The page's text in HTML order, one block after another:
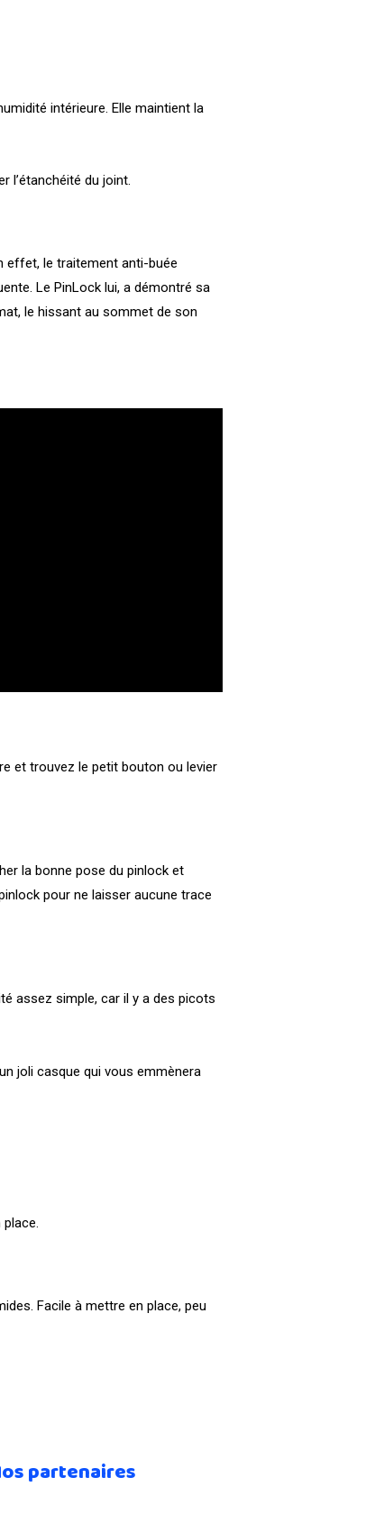
intérieure. Elle maintient la
l’étanchéité du joint.
effet, le traitement anti-buée
Le PinLock lui, a démontré sa
le hissant au sommet de son
et trouvez le petit bouton ou levier
la bonne pose du pinlock et
pour ne laisser aucune trace
assez simple, car il y a des picots
joli casque qui vous emmènera
Facile à mettre en place, peu
partenaires